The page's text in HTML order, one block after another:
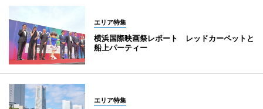
エリア特集
横浜国際映画祭レポート レッドカーペットと
船上パーティー
エリア特集